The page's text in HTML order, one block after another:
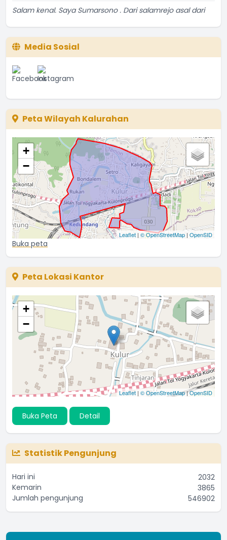
...selengkapnya
Sumarsono
24 Mei 2021 18:52:53
Temanya bagus, ulasannya kurang detil sedikit. Tapi
...selengkapnya
Yatin Suwarno
Makanan tsb tetap ngangenin kita kita yg ada di
perantauan.
...selengkapnya
Tyas
19 Mei 2021 22:53:56
Saya mau bergabung dengan komunitas peduli stroke
...selengkapnya
NURAINI
02 Maret 2021 11:47:25
...selengkapnya
Hilarius
23 Januari 2021 08:14:37
Media Sosial
Peta Wilayah Kalurahan
+
−
Leaflet | © OpenStreetMap | OpenSID
Buka peta
Peta Lokasi Kantor
+
−
Leaflet | © OpenStreetMap|OpenSID
Buka Peta Detail
Statistik Pengunjung
Hari ini
2032
Kemarin
3865
Jumlah pengunjung
546902